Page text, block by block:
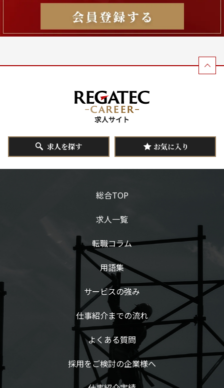
求人を探す お気に入り
総合TOP
求人一覧
転職コラム
用語集
サービスの強み
仕事紹介までの流れ
よくある質問
採用をご検討の企業様へ